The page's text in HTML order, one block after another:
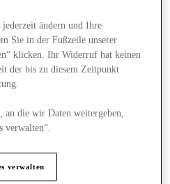
ändern und Ihre
Sie in der Fußzeile unserer
klicken. Ihr Widerruf hat keinen
der bis zu diesem Zeitpunkt
die wir Daten weitergeben,
verwalten“.
verwalten